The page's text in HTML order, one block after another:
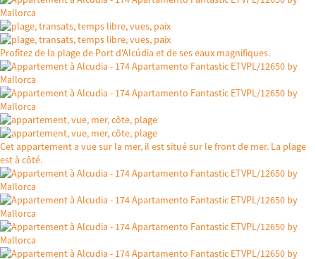
Profitez de la plage de Port d'Alcúdia et de ses eaux magnifiques.
Cet appartement a vue sur la mer, il est situé sur le front de mer. La plage
est à côté.